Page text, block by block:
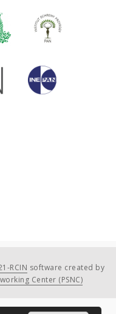
RCIN software created by
Center (PSNC)